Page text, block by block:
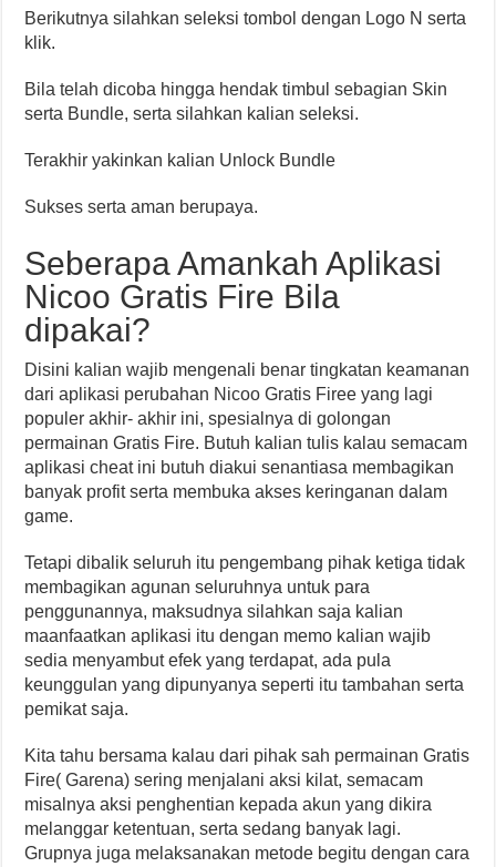
Berikutnya silahkan seleksi tombol dengan Logo N serta
klik.
Bila telah dicoba hingga hendak timbul sebagian Skin
serta Bundle, serta silahkan kalian seleksi.
Terakhir yakinkan kalian Unlock Bundle
Sukses serta aman berupaya.
Seberapa Amankah Aplikasi
Nicoo Gratis Fire Bila
dipakai?
Disini kalian wajib mengenali benar tingkatan keamanan
dari aplikasi perubahan Nicoo Gratis Firee yang lagi
populer akhir- akhir ini, spesialnya di golongan
permainan Gratis Fire. Butuh kalian tulis kalau semacam
aplikasi cheat ini butuh diakui senantiasa membagikan
banyak profit serta membuka akses keringanan dalam
game.
Tetapi dibalik seluruh itu pengembang pihak ketiga tidak
membagikan agunan seluruhnya untuk para
penggunannya, maksudnya silahkan saja kalian
maanfaatkan aplikasi itu dengan memo kalian wajib
sedia menyambut efek yang terdapat, ada pula
keunggulan yang dipunyanya seperti itu tambahan serta
pemikat saja.
Kita tahu bersama kalau dari pihak sah permainan Gratis
Fire( Garena) sering menjalani aksi kilat, semacam
misalnya aksi penghentian kepada akun yang dikira
melanggar ketentuan, serta sedang banyak lagi.
Grupnya juga melaksanakan metode begitu dengan cara